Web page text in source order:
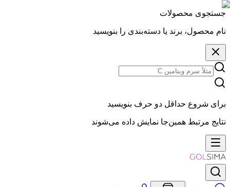
جستجوی محصولات
نام محصول، برند یا دسته‌بندی را بنویسید
برای شروع حداقل دو حرف بنویسید
نتایج مرتبط همین‌جا نمایش داده می‌شوند